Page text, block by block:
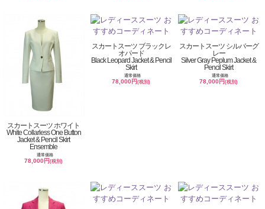
スカートスーツ ホワイト
White Collarless One Button
Jacket & Pencil Skirt
Ensemble
通常価格
78,000円(税別)
スカートスーツ ブラックレ
オパード
Black Leopard Jacket & Pencil
Skirt
通常価格
78,000円(税別)
スカートスーツ シルバーグ
レー
Silver Gray Peplum Jacket &
Pencil Skirt
通常価格
78,000円(税別)